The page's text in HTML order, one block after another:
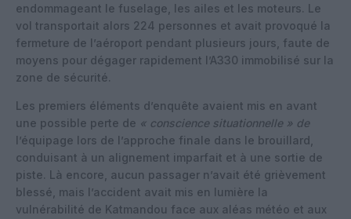
endommageant le fuselage, les ailes et les moteurs. Le
vol transportait alors 224 personnes et avait provoqué la
fermeture de l’aéroport pendant plusieurs jours, faute de
moyens pour dégager rapidement l’A330 immobilisé sur la
zone de sécurité.
Les premiers éléments d’enquête avaient mis en avant
une possible perte de « conscience situationnelle » de
l’équipage lors de l’approche finale dans le brouillard,
conduisant à un alignement imparfait et à une sortie de
piste. Là encore, aucun passager n’avait été grièvement
blessé, mais l’accident avait mis en lumière la
vulnérabilité de Katmandou face aux aléas météo et aux